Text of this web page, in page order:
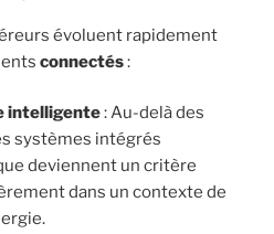
évoluent rapidement
connectés:
intelligente: Au-delà des
systèmes intégrés
deviennent un critère
dans un contexte de